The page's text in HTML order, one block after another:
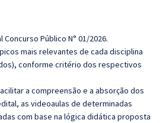
Público N° 01/2026.
mais relevantes de cada disciplina
conforme critério dos respectivos
a compreensão e a absorção dos
as videoaulas de determinadas
com base na lógica didática proposta